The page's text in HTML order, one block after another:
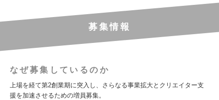
募集情報
なぜ募集しているのか
上場を経て第2創業期に突入し、さらなる事業拡大とクリエイター支
援を加速させるための増員募集。